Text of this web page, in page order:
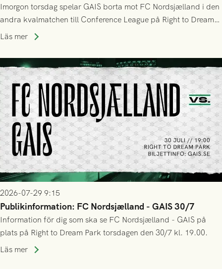
Imorgon torsdag spelar GAIS borta mot FC Nordsjælland i den
andra kvalmatchen till Conference League på Right to Dream
Park! Fredrik Holmberg och ledarstaben har tagit ut följande
Läs mer
2026-07-29 9:15
Publikinformation: FC Nordsjælland - GAIS 30/7
Information för dig som ska se FC Nordsjælland - GAIS på
plats på Right to Dream Park torsdagen den 30/7 kl. 19.00.
Läs mer